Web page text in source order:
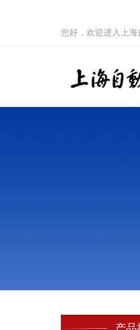
您好，欢迎进入上海